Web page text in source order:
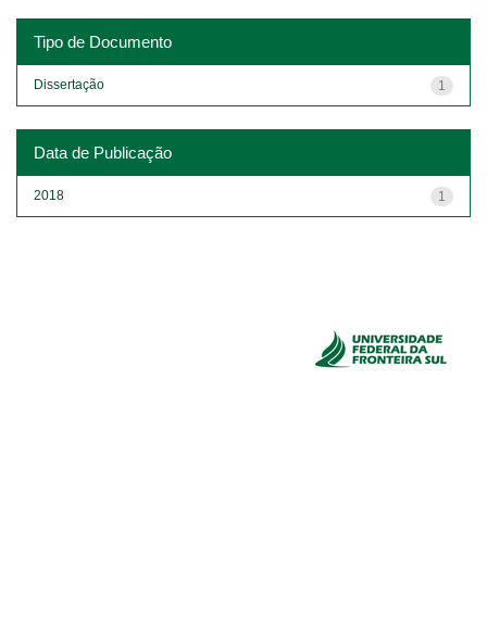
Tipo de Documento
1
Dissertação
Data de Publicação
1
2018